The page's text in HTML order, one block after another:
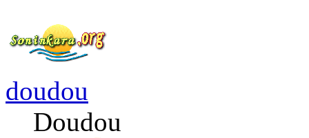
doudou
Doudou